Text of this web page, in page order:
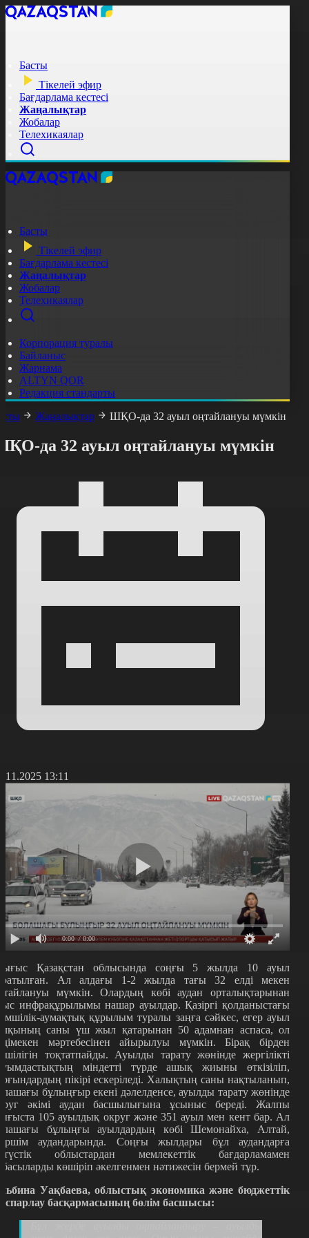
Басты
Тікелей эфир
Бағдарлама кестесі
Жаңалықтар
Жобалар
Телехикаялар
Басты
Тікелей эфир
Бағдарлама кестесі
Жаңалықтар
Жобалар
Телехикаялар
Корпорация туралы
Байланыс
Жарнама
ALTYN QOR
Редакция стандарты
Жаңалықтар ШҚО-да 32 ауыл оңтайлануы мүмкін
да 32 ауыл оңтайлануы мүмкін
13:11
0:00 / 0:00
Қазақстан облысында соңғы 5 жылда 10 ауыл
Ал алдағы 1-2 жылда тағы 32 елді мекен
мүмкін. Олардың көбі аудан орталықтарынан
инфрақұрылымы нашар ауылдар. Қазіргі қолданыстағы
аумақтық құрылым туралы заңға сәйкес, егер ауыл
саны үш жыл қатарынан 50 адамнан аспаса, ол
мәртебесінен айырылуы мүмкін. Бірақ бірден
тоқтатпайды. Ауылды тарату жөнінде жергілікті
міндетті түрде ашық жиыны өткізіліп,
пікірі ескеріледі. Халықтың саны нақтыланып,
бұлыңғыр екені дәлелденсе, ауылды тарату жөнінде
әкімі аудан басшылығына ұсыныс береді. Жалпы
105 ауылдық округ және 351 ауыл мен кент бар. Ал
бұлыңғы ауылдардың көбі Шемонайха, Алтай,
аудандарында. Соңғы жылдары бұл аудандарға
облыстардан мемлекеттік бағдарламамен
көшіріп әкелгенмен нәтижесін бермей тұр.
Уақбаева, облыстық экономика және бюджеттік
басқармасының бөлім басшысы: